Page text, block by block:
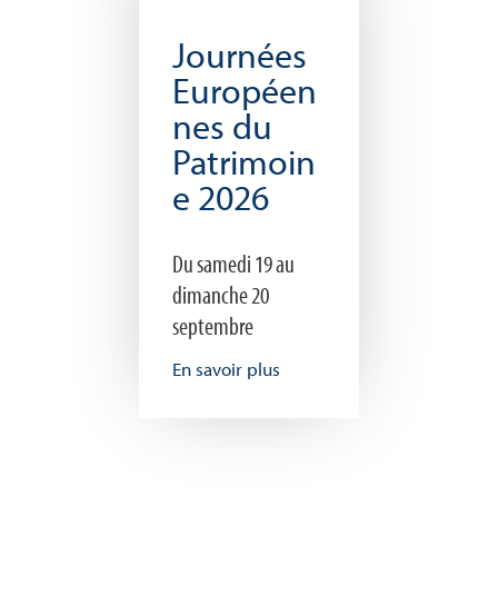
Journées
Européen
nes du
Patrimoin
e 2026
Du samedi 19 au
dimanche 20
septembre
En savoir plus